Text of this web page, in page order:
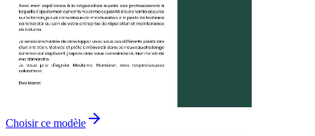
Choisir ce modèle